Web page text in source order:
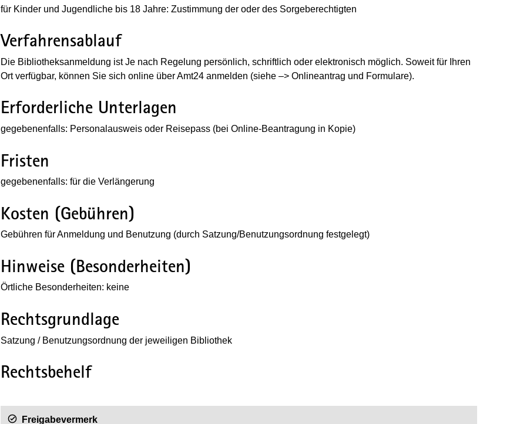
für Kinder und Jugendliche bis 18 Jahre: Zustimmung der oder des Sorgeberechtigten
Verfahrensablauf
Die Bibliotheksanmeldung ist Je nach Regelung persönlich, schriftlich oder elektronisch möglich. Soweit für Ihren
Ort verfügbar, können Sie sich online über Amt24 anmelden (siehe –> Onlineantrag und Formulare).
Erforderliche Unterlagen
gegebenenfalls: Personalausweis oder Reisepass (bei Online-Beantragung in Kopie)
Fristen
gegebenenfalls: für die Verlängerung
Kosten (Gebühren)
Gebühren für Anmeldung und Benutzung (durch Satzung/Benutzungsordnung festgelegt)
Hinweise (Besonderheiten)
Örtliche Besonderheiten: keine
Rechtsgrundlage
Satzung / Benutzungsordnung der jeweiligen Bibliothek
Rechtsbehelf
Freigabevermerk